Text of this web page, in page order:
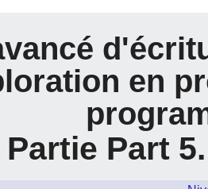
en
Partie Part